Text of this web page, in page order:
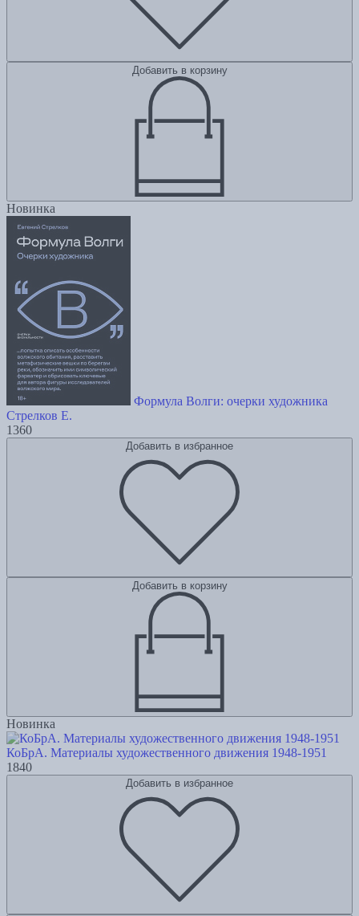
Добавить в корзину
Новинка
Формула Волги: очерки художника
Стрелков Е.
1360
Добавить в избранное
Добавить в корзину
Новинка
КоБрА. Материалы художественного движения 1948-1951
1840
Добавить в избранное